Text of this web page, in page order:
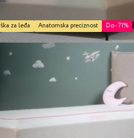
za posteljinu
za leđa Anatomska preciznost Do -71%